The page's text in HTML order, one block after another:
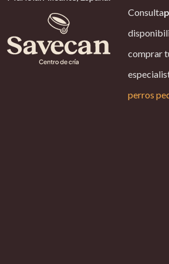
Consulta
comprar
perros